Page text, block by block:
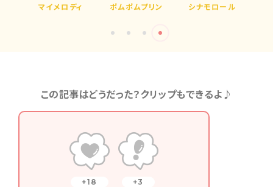
マイメロディ ポムポムプリン シナモロール
この記事はどうだった？クリップもできるよ♪
18 3